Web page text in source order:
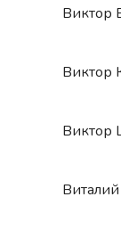
Виктор
Виктор
Виктор